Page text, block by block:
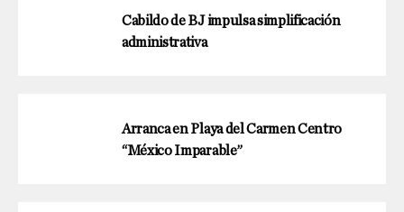
Cabildo de BJ impulsa simplificación
administrativa
Arranca en Playa del Carmen Centro
“México Imparable”